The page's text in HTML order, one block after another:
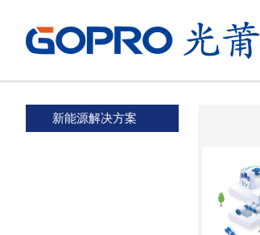
首页 >新能源 >产业布局 新能源解决方案
新能源解决方案